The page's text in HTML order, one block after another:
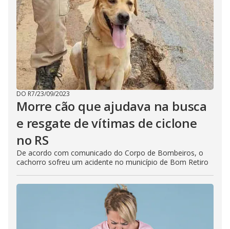
DO R7/23/09/2023
Morre cão que ajudava na busca
e resgate de vítimas de ciclone
no RS
De acordo com comunicado do Corpo de Bombeiros, o
cachorro sofreu um acidente no município de Bom Retiro